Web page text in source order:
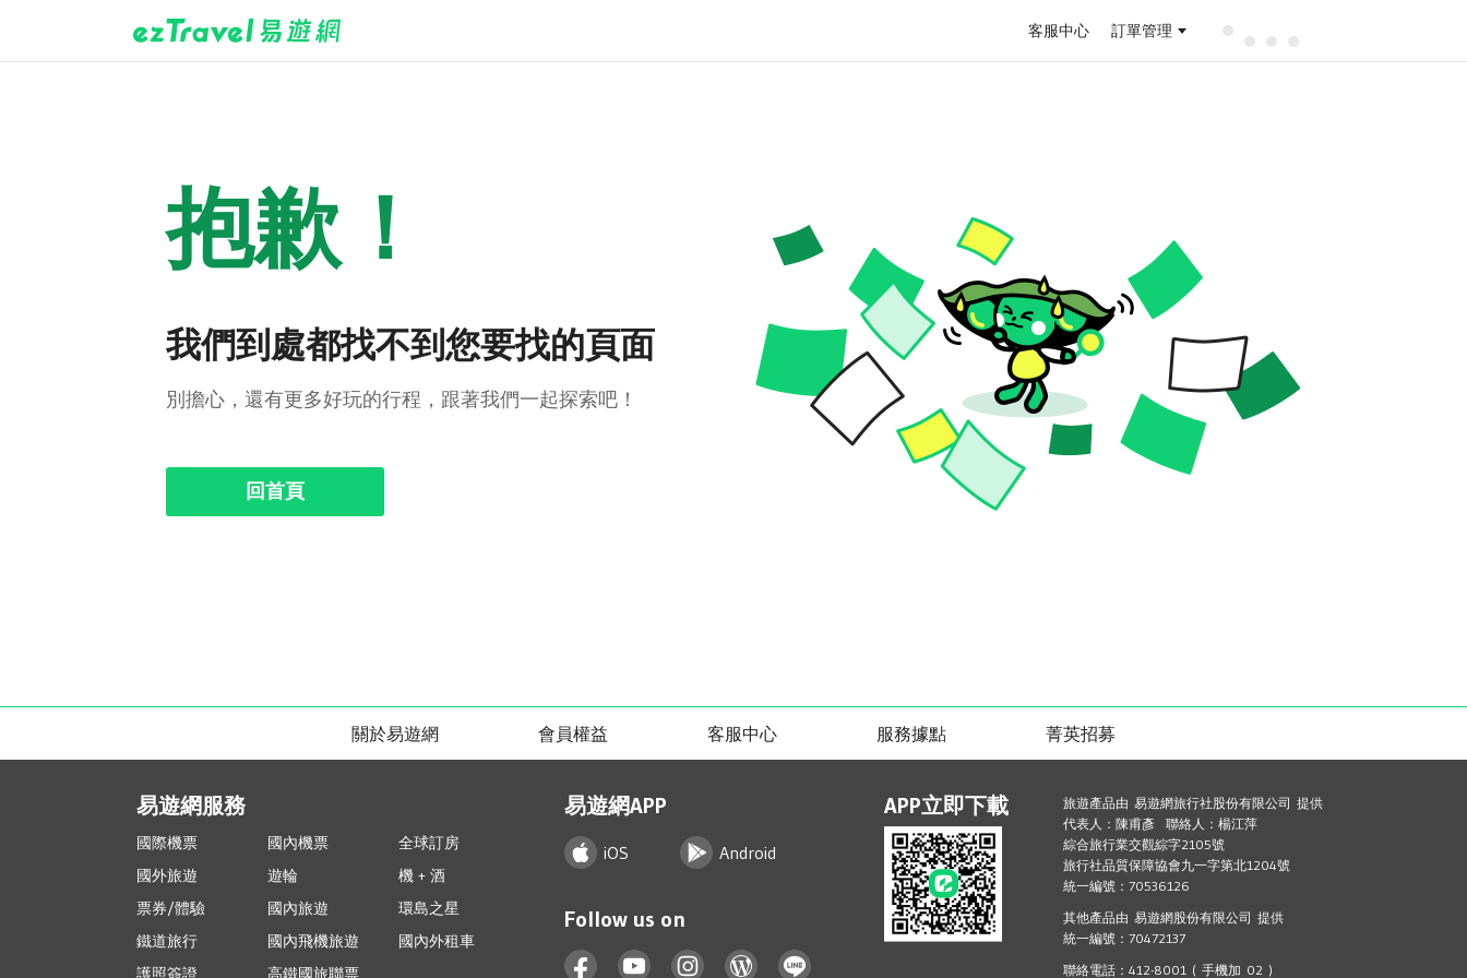
客服中心 訂單管理
抱歉！
我們到處都找不到您要找的頁面
別擔心，還有更多好玩的行程，跟著我們一起探索吧！
回首頁
關於易遊網 會員權益 客服中心 服務據點 菁英招募
易遊網服務
國際機票 國內機票
全球訂房
國外旅遊
遊輪
機 + 酒
票券/體驗
國內旅遊
環島之星
鐵道旅行
國內飛機旅遊
國內外租車
護照簽證
高鐵國旅聯票
易遊網APP
iOS Android
Follow us on
APP立即下載
旅遊產品由 易遊網旅行社股份有限公司 提供
代表人：陳甫彥 聯絡人：楊江萍
綜合旅行業交觀綜字2105號
旅行社品質保障協會九一字第北1204號
統一編號：70536126
其他產品由 易遊網股份有限公司 提供
統一編號：70472137
聯絡電話：412-8001 ( 手機加 02 )